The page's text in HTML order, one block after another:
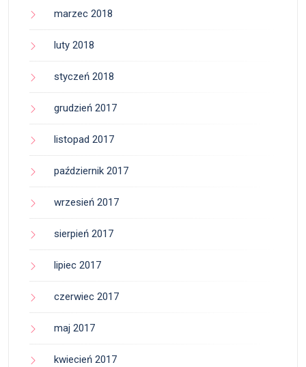
marzec 2018
luty 2018
styczeń 2018
grudzień 2017
listopad 2017
październik 2017
wrzesień 2017
sierpień 2017
lipiec 2017
czerwiec 2017
maj 2017
kwiecień 2017